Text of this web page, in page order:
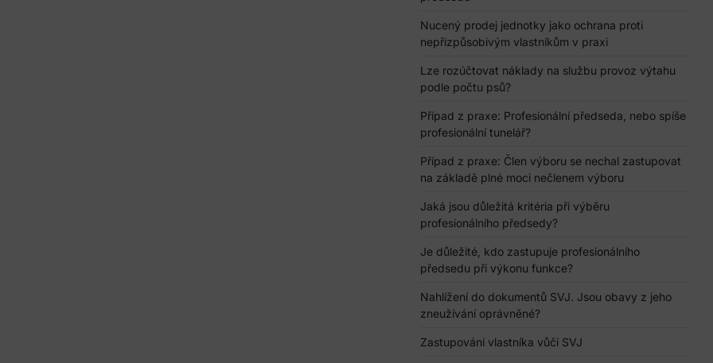
Nucený prodej jednotky jako ochrana proti
nepřizpůsobivým vlastníkům v praxi
Lze rozúčtovat náklady na službu provoz výtahu
podle počtu psů?
Případ z praxe: Profesionální předseda, nebo spíše
profesionální tunelář?
Případ z praxe: Člen výboru se nechal zastupovat
na základě plné moci nečlenem výboru
Jaká jsou důležitá kritéria při výběru
profesionálního předsedy?
Je důležité, kdo zastupuje profesionálního
předsedu při výkonu funkce?
Nahlížení do dokumentů SVJ. Jsou obavy z jeho
zneužívání oprávněné?
Zastupování vlastníka vůči SVJ